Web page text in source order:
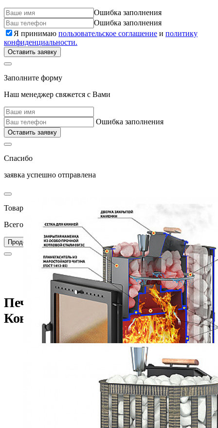
Ошибка заполнения
Ошибка заполнения
Я принимаю пользовательское соглашение и политику
конфиденциальности.
Оставить заявку
Заполните форму
Наш менеджер свяжется с Вами
Ошибка заполнения
Оставить заявку
Спасибо
заявка успешно отправлена
Товар добавлен в корзину
Всего товаров в вашей корзине –
Продолжить покупки Перейти в корзину
Каталог
Печи для бани
Печь для бани Везувий Ураган Ковка 22 Панорама "М"
Печь для бани Везувий Ураган
Ковка 22 Панорама "М"